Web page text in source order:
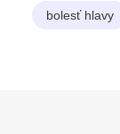
bolesť hlavy